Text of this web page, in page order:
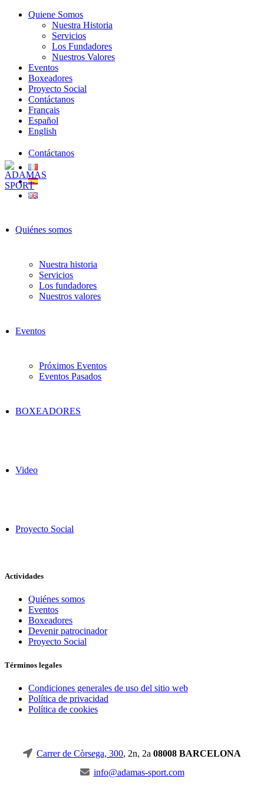
Quiene Somos
Nuestra Historia
Servicios
Los Fundadores
Nuestros Valores
Eventos
Boxeadores
Proyecto Social
Contáctanos
Français
Español
English
Contáctanos
Quiénes somos
Nuestra historia
Servicios
Los fundadores
Nuestros valores
Eventos
Próximos Eventos
Eventos Pasados
BOXEADORES
Video
Proyecto Social
Actividades
Quiénes somos
Eventos
Boxeadores
Devenir patrocinador
Proyecto Social
Términos legales
Condiciones generales de uso del sitio web
Política de privacidad
Política de cookies
Carrer de Còrsega, 300, 2n, 2a 08008 BARCELONA
info@adamas-sport.com